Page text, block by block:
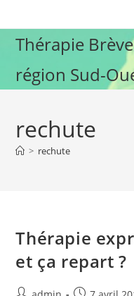
to
contentThérapie
région Sud-
rechute
> rechute
Thérapie
et ça repart ?